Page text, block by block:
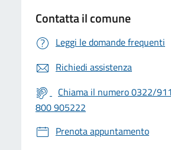
Contatta il comune
Leggi le domande frequenti
Richiedi assistenza
Chiama il numero 0322/
800 905222
Prenota appuntamento